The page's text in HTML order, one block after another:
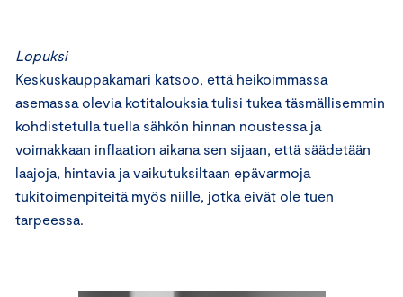
Lopuksi
Keskuskauppakamari katsoo, että heikoimmassa
asemassa olevia kotitalouksia tulisi tukea täsmällisemmin
kohdistetulla tuella sähkön hinnan noustessa ja
voimakkaan inflaation aikana sen sijaan, että säädetään
laajoja, hintavia ja vaikutuksiltaan epävarmoja
tukitoimenpiteitä myös niille, jotka eivät ole tuen
tarpeessa.